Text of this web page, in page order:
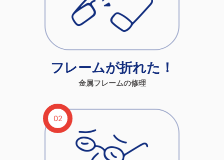
フレームが折れた！
金属フレームの修理